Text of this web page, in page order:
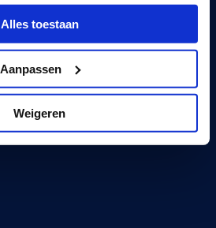
Alles toestaan
Aanpassen
Weigeren